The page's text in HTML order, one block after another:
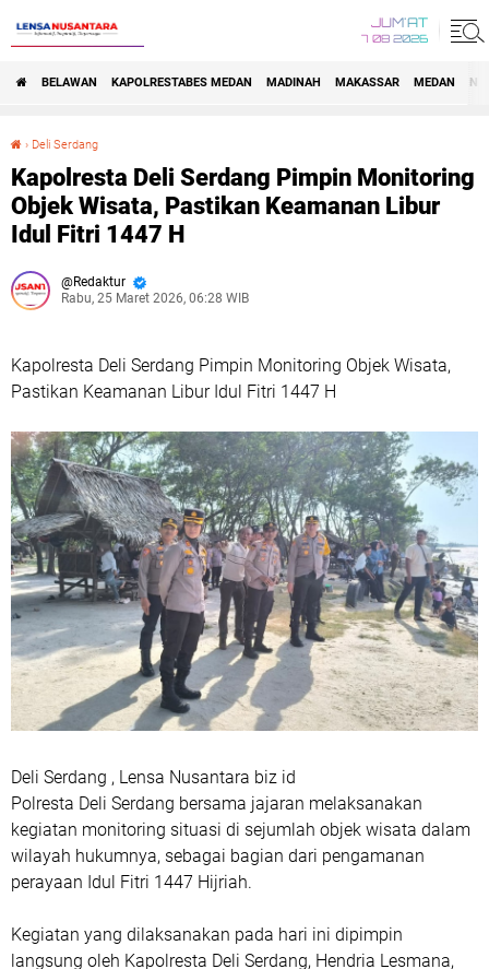
JUM'AT
7 08 2026
BELAWAN KAPOLRESTABES MEDAN MADINAH MAKASSAR MEDAN
› Deli Serdang
Kapolresta Deli Serdang Pimpin Monitoring
Objek Wisata, Pastikan Keamanan Libur
Idul Fitri 1447 H
Redaktur
Rabu, 25 Maret 2026, 06:28 WIB
Kapolresta Deli Serdang Pimpin Monitoring Objek Wisata,
Pastikan Keamanan Libur Idul Fitri 1447 H
Deli Serdang , Lensa Nusantara biz id
Polresta Deli Serdang bersama jajaran melaksanakan
kegiatan monitoring situasi di sejumlah objek wisata dalam
wilayah hukumnya, sebagai bagian dari pengamanan
perayaan Idul Fitri 1447 Hijriah.
Kegiatan yang dilaksanakan pada hari ini dipimpin
langsung oleh Kapolresta Deli Serdang, Hendria Lesmana,